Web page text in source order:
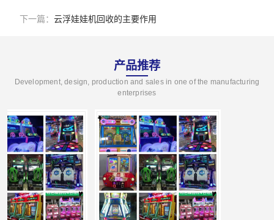
下一篇： 云浮娃娃机回收的主要作用
产品推荐
Development, design, production and sales in one of the manufacturing
enterprises